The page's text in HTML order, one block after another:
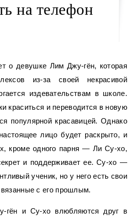
на телефон
из-за своей некрасивой
издевательствам в школе.
краситься и переводится в новую
популярной красавицей. Однако
лицо будет раскрыто, и
кроме одного парня — Ли Су-хо,
и поддерживает ее. Су-хо —
ученик, но у него есть свои
с его прошлым.
гён и Су-хо влюбляются друг в